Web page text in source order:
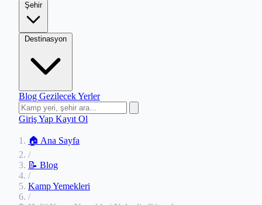
Şehir
Destinasyon
Blog Gezilecek Yerler
Giriş Yap Kayıt Ol
🏠 Ana Sayfa
/
📝 Blog
/
Kamp Yemekleri
/